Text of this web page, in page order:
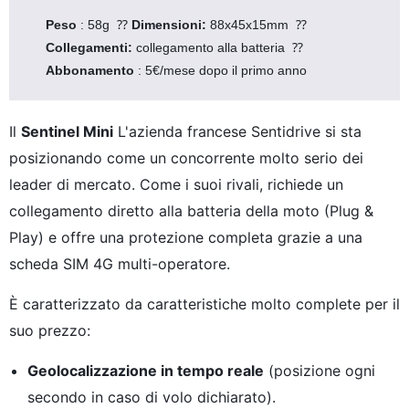
Peso : 58g  ⁇ Dimensioni:
Collegamenti:
Abbonamento : 5€/mese dopo il primo anno
Il Sentinel Mini L'azienda francese Sentidrive si sta
posizionando come un concorrente molto serio dei
leader di mercato. Come i suoi rivali, richiede un
collegamento diretto alla batteria della moto (Plug &
Play) e offre una protezione completa grazie a una
scheda SIM 4G multi-operatore.
È caratterizzato da caratteristiche molto complete per il
suo prezzo:
Geolocalizzazione in tempo reale (posizione ogni
secondo in caso di volo dichiarato).